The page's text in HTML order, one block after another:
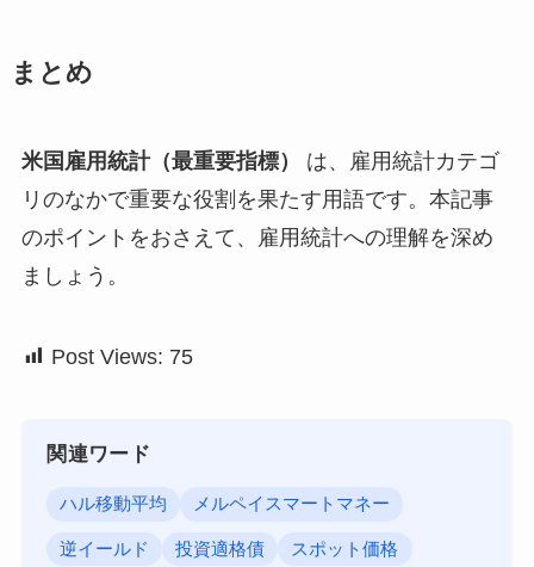
まとめ
米国雇用統計（最重要指標）
は、雇用統計カテゴ
リのなかで重要な役割を果たす用語です。本記事
のポイントをおさえて、雇用統計への理解を深め
ましょう。
Post Views: 75
関連ワード
ハル移動平均 メルペイスマートマネー
逆イールド 投資適格債 スポット価格